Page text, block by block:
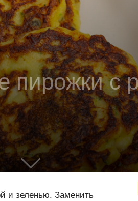
пирожки с
и зеленью. Заменить